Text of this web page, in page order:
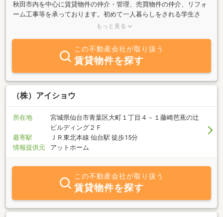
秋田市内を中心に賃貸物件の仲介・管理、売買物件の仲介、リフォ
ーム工事等を承っております。初めて一人暮らしをされる学生さ
ん、県外から転居される予定の方々にも下宿・１Ｋから貸家まで豊
ご連絡いただければご案内可能。繁忙期は休まず営業しておりま
す。「売りたい」「買いたい」はもちろん、不動産についてのご相
談もお気軽に当社までお問い合わせ下さい。
もっと見る
この不動産会社が取り扱う
賃貸物件を探す
（株）アイショウ
所在地
宮城県仙台市青葉区大町１丁目４－１藤崎芭蕉の辻
ビルディング２Ｆ
最寄駅
ＪＲ東北本線 仙台駅 徒歩15分
情報提供元
アットホーム
この不動産会社が取り扱う
賃貸物件を探す